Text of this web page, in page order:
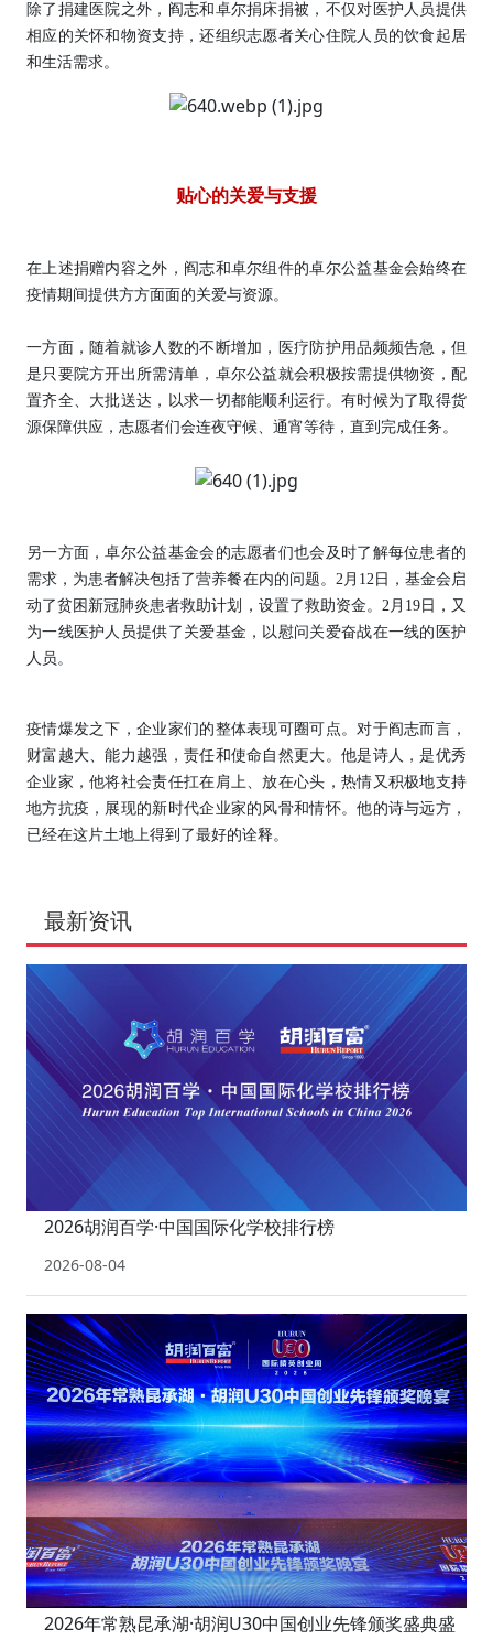
除了捐建医院之外，阎志和卓尔捐床捐被，不仅对医护人员提供
相应的关怀和物资支持，还组织志愿者关心住院人员的饮食起居
和生活需求。
贴心的关爱与支援
在上述捐赠内容之外，阎志和卓尔组件的卓尔公益基金会始终在
疫情期间提供方方面面的关爱与资源。
一方面，随着就诊人数的不断增加，医疗防护用品频频告急，但
是只要院方开出所需清单，卓尔公益就会积极按需提供物资，配
置齐全、大批送达，以求一切都能顺利运行。有时候为了取得货
源保障供应，志愿者们会连夜守候、通宵等待，直到完成任务。
另一方面，卓尔公益基金会的志愿者们也会及时了解每位患者的
需求，为患者解决包括了营养餐在内的问题。2月12日，基金会启
动了贫困新冠肺炎患者救助计划，设置了救助资金。2月19日，又
为一线医护人员提供了关爱基金，以慰问关爱奋战在一线的医护
人员。
疫情爆发之下，企业家们的整体表现可圈可点。对于阎志而言，
财富越大、能力越强，责任和使命自然更大。他是诗人，是优秀
企业家，他将社会责任扛在肩上、放在心头，热情又积极地支持
地方抗疫，展现的新时代企业家的风骨和情怀。他的诗与远方，
已经在这片土地上得到了最好的诠释。
最新资讯
2026胡润百学·中国国际化学校排行榜
2026-08-04
2026年常熟昆承湖·胡润U30中国创业先锋颁奖盛典盛